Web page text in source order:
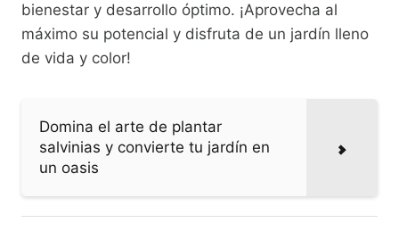
bienestar y desarrollo óptimo. ¡Aprovecha al
máximo su potencial y disfruta de un jardín lleno
de vida y color!
Domina el arte de plantar
salvinias y convierte tu jardín en
un oasis